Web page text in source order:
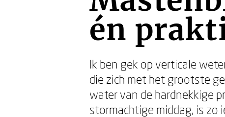
én
Ik ben gek op verticale
die zich met het grootste
water van de hardnekkige
stormachtige middag, is zo